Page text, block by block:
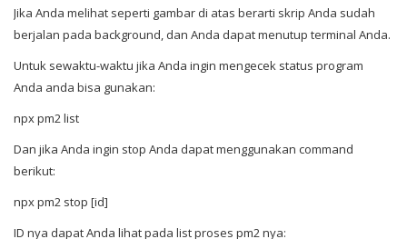
Jika Anda melihat seperti gambar di atas berarti skrip Anda sudah
berjalan pada background, dan Anda dapat menutup terminal Anda.
Untuk sewaktu-waktu jika Anda ingin mengecek status program
Anda anda bisa gunakan:
npx pm2 list
Dan jika Anda ingin stop Anda dapat menggunakan command
berikut:
npx pm2 stop [id]
ID nya dapat Anda lihat pada list proses pm2 nya: